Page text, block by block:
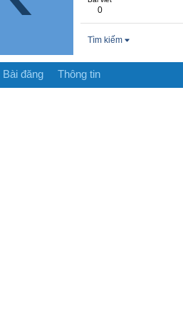
0
Tìm kiếm
Bài đăng Thông tin